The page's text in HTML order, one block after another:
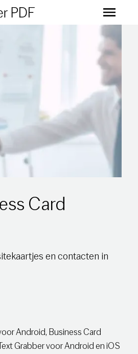
Menu
Card
en contacten in
Android, Business Card
Grabber voor Android en iOS